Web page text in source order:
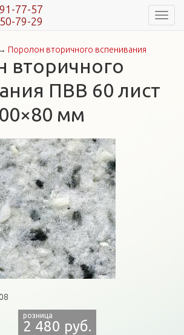
77-57
79-29
Поролон вторичного вспенивания
вторичного
ПВВ 60 лист
мм
2 480 руб.